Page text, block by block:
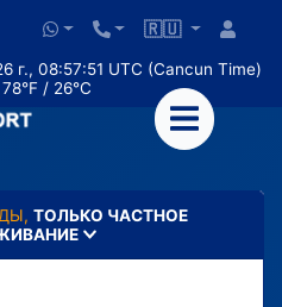
🇷🇺
г., 08:57:52 UTC (Cancun Time)
/ 26°C
ТОЛЬКО ЧАСТНОЕ